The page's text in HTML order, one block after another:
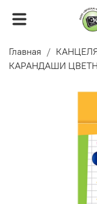
Главная
КАРАНДАШИ